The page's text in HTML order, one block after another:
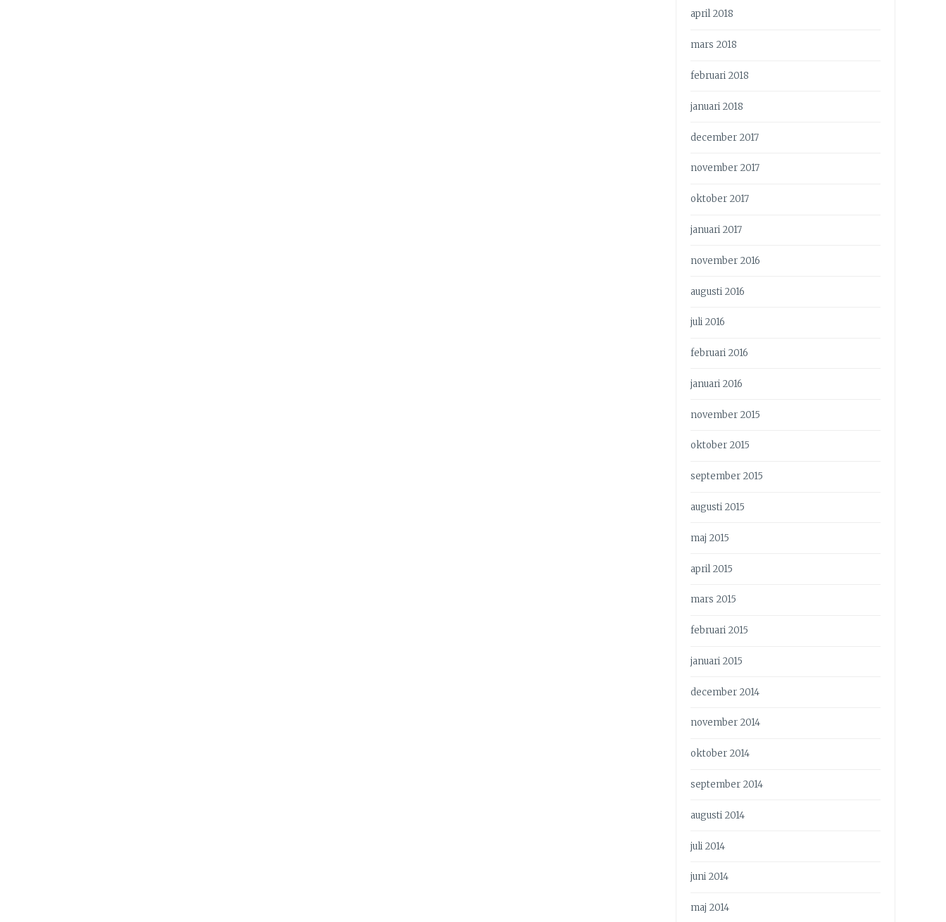
april 2018
mars 2018
februari 2018
januari 2018
december 2017
november 2017
oktober 2017
januari 2017
november 2016
augusti 2016
juli 2016
februari 2016
januari 2016
november 2015
oktober 2015
september 2015
augusti 2015
maj 2015
april 2015
mars 2015
februari 2015
januari 2015
december 2014
november 2014
oktober 2014
september 2014
augusti 2014
juli 2014
juni 2014
maj 2014